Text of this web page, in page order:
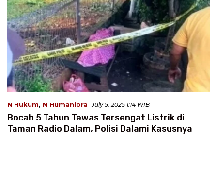
N Hukum, N Humaniora July 5, 2025 1:14 WIB
Bocah 5 Tahun Tewas Tersengat Listrik di
Taman Radio Dalam, Polisi Dalami Kasusnya